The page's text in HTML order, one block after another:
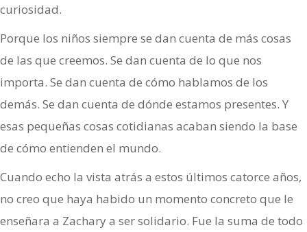
curiosidad.
Porque los niños siempre se dan cuenta de más cosas
de las que creemos. Se dan cuenta de lo que nos
importa. Se dan cuenta de cómo hablamos de los
demás. Se dan cuenta de dónde estamos presentes. Y
esas pequeñas cosas cotidianas acaban siendo la base
de cómo entienden el mundo.
Cuando echo la vista atrás a estos últimos catorce años,
no creo que haya habido un momento concreto que le
enseñara a Zachary a ser solidario. Fue la suma de todo